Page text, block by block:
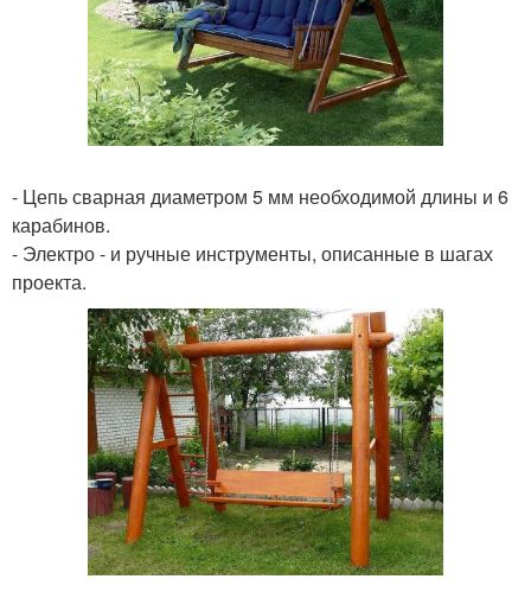
- Цепь сварная диаметром 5 мм необходимой длины и 6
карабинов.
- Электро - и ручные инструменты, описанные в шагах
проекта.